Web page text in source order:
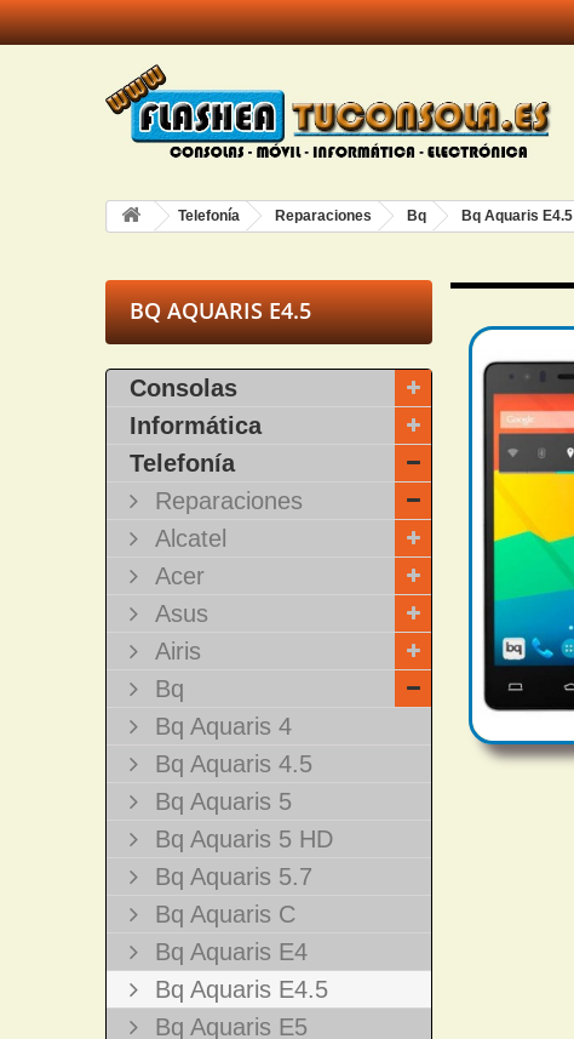
Telefonía Reparaciones Bq Bq Aquaris E4.5
BQ AQUARIS E4.5
Consolas
Informática
Telefonía
Reparaciones
Alcatel
Acer
Asus
Airis
Bq
Bq Aquaris 4
Bq Aquaris 4.5
Bq Aquaris 5
Bq Aquaris 5 HD
Bq Aquaris 5.7
Bq Aquaris C
Bq Aquaris E4
Bq Aquaris E4.5
Bq Aquaris E5